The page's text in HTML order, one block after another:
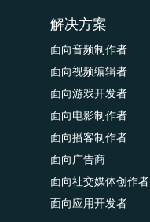
解决方案
面向音频制作者
面向视频编辑者
面向游戏开发者
面向电影制作者
面向播客制作者
面向广告商
面向社交媒体创作者
面向应用开发者